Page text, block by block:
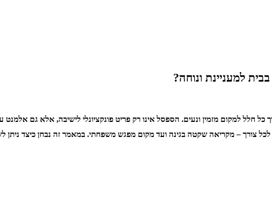
למעניינת ונוחה?
חלל למקום מזמין ונעים. הספסל אינו רק פריט פונקציונלי לישיבה, אלא גם אלמנט
לכל צורך – מקריאה שקטה בגינה ועד מקום מפגש משפחתי. במאמר זה נבחן כיצד ניתן